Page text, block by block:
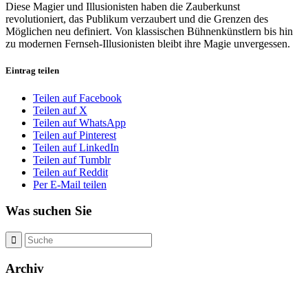
Diese Magier und Illusionisten haben die Zauberkunst
revolutioniert, das Publikum verzaubert und die Grenzen des
Möglichen neu definiert. Von klassischen Bühnenkünstlern bis hin
zu modernen Fernseh-Illusionisten bleibt ihre Magie unvergessen.
Eintrag teilen
Teilen auf Facebook
Teilen auf X
Teilen auf WhatsApp
Teilen auf Pinterest
Teilen auf LinkedIn
Teilen auf Tumblr
Teilen auf Reddit
Per E-Mail teilen
Was suchen Sie
Archiv